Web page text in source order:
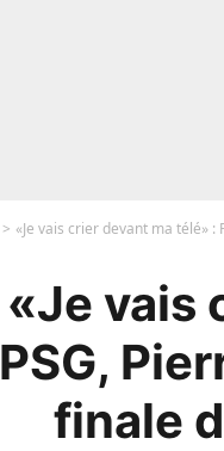
«Je vais crier devant ma télé»
«Je vais
PSG,
finale